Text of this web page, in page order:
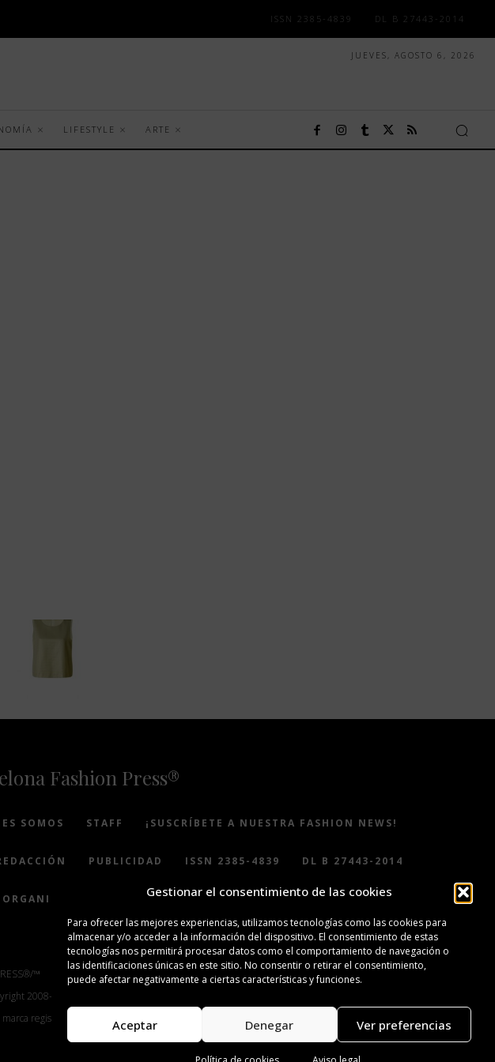
Gestionar el consentimiento de las cookies
Para ofrecer las mejores experiencias, utilizamos tecnologías como las cookies para
almacenar y/o acceder a la información del dispositivo. El consentimiento de estas
tecnologías nos permitirá procesar datos como el comportamiento de navegación o
las identificaciones únicas en este sitio. No consentir o retirar el consentimiento,
puede afectar negativamente a ciertas características y funciones.
Aceptar Denegar Ver preferencias
ISSN 2385-4839 DL B 27443-2014
JUEVES, AGOSTO 6, 2026
LIFESTYLE ARTE
Fashion Press®
SOMOS STAFF ¡SUSCRÍBETE A NUESTRA FASHION NEWS!
PUBLICIDAD ISSN 2385-4839 DL B 27443-2014
™
2008-2024.
registrada.